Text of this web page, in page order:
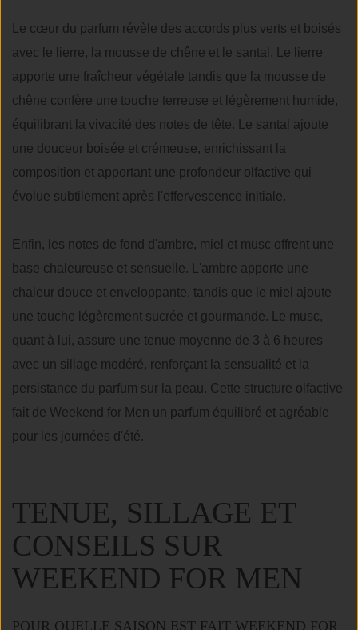
Le cœur du parfum révèle des accords plus verts et boisés
avec le lierre, la mousse de chêne et le santal. Le lierre
apporte une fraîcheur végétale tandis que la mousse de
chêne confère une touche terreuse et légèrement humide,
équilibrant la vivacité des notes de tête. Le santal ajoute
une douceur boisée et crémeuse, enrichissant la
composition et apportant une profondeur olfactive qui
évolue subtilement après l'effervescence initiale.
Enfin, les notes de fond d'ambre, miel et musc offrent une
base chaleureuse et sensuelle. L'ambre apporte une
chaleur douce et enveloppante, tandis que le miel ajoute
une touche légèrement sucrée et gourmande. Le musc,
quant à lui, assure une tenue moyenne de 3 à 6 heures
avec un sillage modéré, renforçant la sensualité et la
persistance du parfum sur la peau. Cette structure olfactive
fait de Weekend for Men un parfum équilibré et agréable
pour les journées d'été.
TENUE, SILLAGE ET
CONSEILS SUR
WEEKEND FOR MEN
POUR QUELLE SAISON EST FAIT WEEKEND FOR